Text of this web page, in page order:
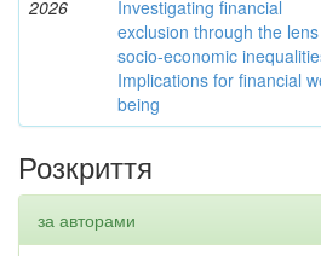
2026
Investigating financial
exclusion through the
socio-economic
Implications for financial
being
Розкриття
за авторами